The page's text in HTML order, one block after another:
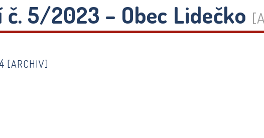
5/2023 – Obec Lidečko
[ARCHIV]